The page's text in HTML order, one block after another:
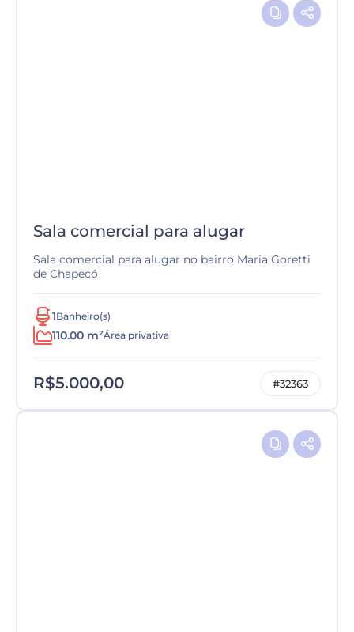
Sala comercial para alugar
Sala comercial para alugar no bairro Maria Goretti
de Chapecó
1Banheiro(s)
110.00 m²Área privativa
R$5.000,00 #32363